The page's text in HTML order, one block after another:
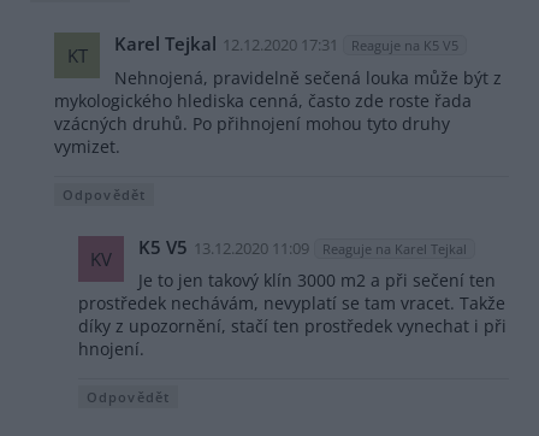
KT Karel Tejkal 12.12.2020 17:31 Reaguje na K5 V5
Nehnojená, pravidelně sečená louka může být z
mykologického hlediska cenná, často zde roste řada
vzácných druhů. Po přihnojení mohou tyto druhy
vymizet.
Odpovědět
KV K5 V5 13.12.2020 11:09 Reaguje na Karel Tejkal
Je to jen takový klín 3000 m2 a při sečení ten
prostředek nechávám, nevyplatí se tam vracet. Takže
díky z upozornění, stačí ten prostředek vynechat i při
hnojení.
Odpovědět